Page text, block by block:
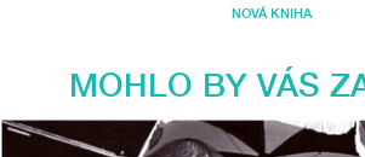
NOVÁ KNIHA
MOHLO BY VÁS